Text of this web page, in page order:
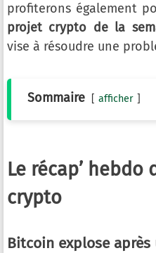
profiterons également
projet crypto de la
vise à résoudre une
Sommaire afficher
Le récap’ hebdo
crypto
Bitcoin explose après